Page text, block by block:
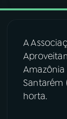
04
05
A
Santarém
horta.